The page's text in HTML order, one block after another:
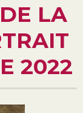
LA
2022